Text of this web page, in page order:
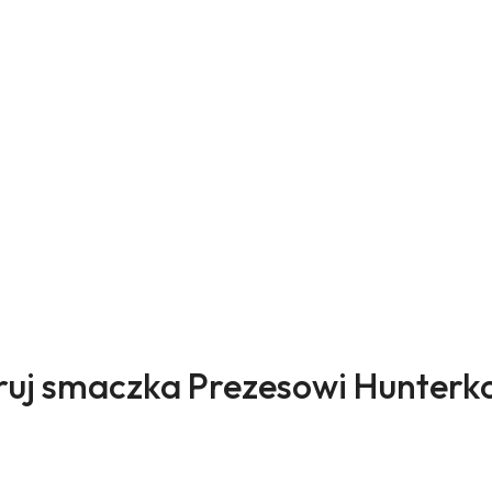
smaczka Prezesowi